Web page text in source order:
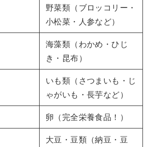
野菜類（ブロッコリー・
小松菜・人参など）
海藻類（わかめ・ひじ
き・昆布）
いも類（さつまいも・じ
ゃがいも・長芋など）
卵（完全栄養食品！）
大豆・豆類（納豆・豆